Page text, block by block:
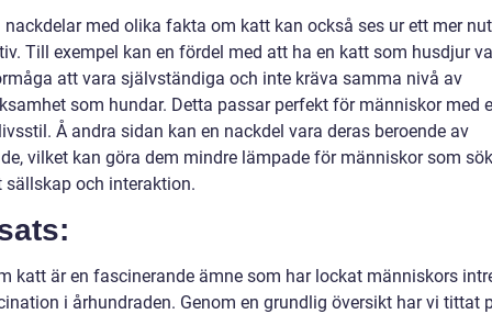
nackdelar med olika fakta om katt kan också ses ur ett mer
Till exempel kan en fördel med att ha en katt som husdjur
att vara självständiga och inte kräva samma nivå av
som hundar. Detta passar perfekt för människor med
Å andra sidan kan en nackdel vara deras beroende av
vilket kan göra dem mindre lämpade för människor som
sällskap och interaktion.
katt är en fascinerande ämne som har lockat människors
i århundraden. Genom en grundlig översikt har vi tittat